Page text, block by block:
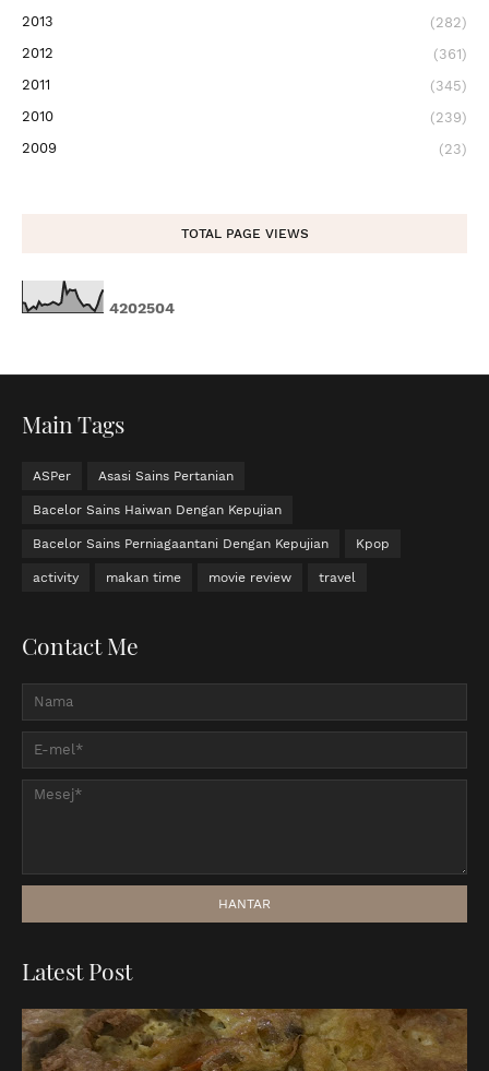
2013
(282)
2012
(361)
2011
(345)
2010
(239)
2009
(23)
TOTAL PAGE VIEWS
4202504
Main Tags
ASPer Asasi Sains Pertanian
Bacelor Sains Haiwan Dengan Kepujian
Bacelor Sains Perniagaantani Dengan Kepujian Kpop
activity makan time movie review travel
Contact Me
Latest Post